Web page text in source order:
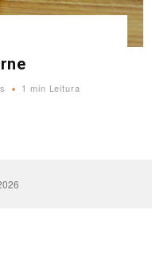
1 min Leitura